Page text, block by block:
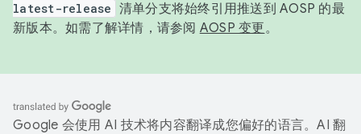
latest-release 清单分支将始终引用推送到 AOSP 的最
新版本。如需了解详情，请参阅 AOSP 变更。
Google 会使用 AI 技术将内容翻译成您偏好的语言。AI 翻